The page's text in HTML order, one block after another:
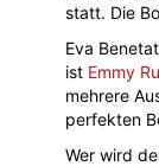
statt. Die
Eva
ist Emmy
mehrere
perfekten
Wer wird